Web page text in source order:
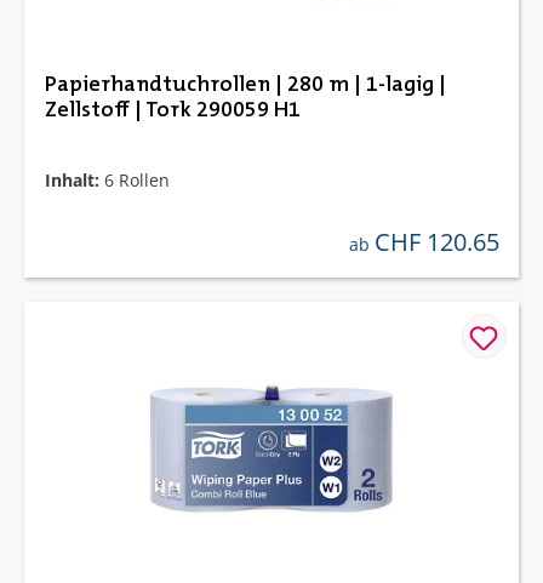
Papierhandtuchrollen | 280 m | 1-lagig |
Zellstoff | Tork 290059 H1
Inhalt: 6 Rollen
regulärer preis:
ab CHF 120.65